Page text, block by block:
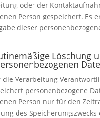
oder der
Person gespeichert. Es
dieser
Löschung
die Verarbeitung
personenbezogene
Person nur für den
des